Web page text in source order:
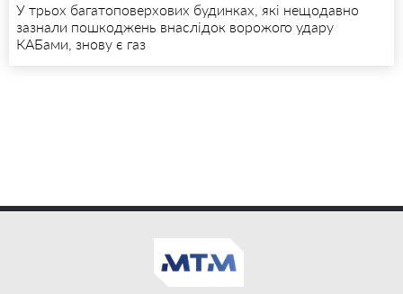
У трьох багатоповерхових будинках, які нещодавно
зазнали пошкоджень внаслідок ворожого удару
КАБами, знову є газ